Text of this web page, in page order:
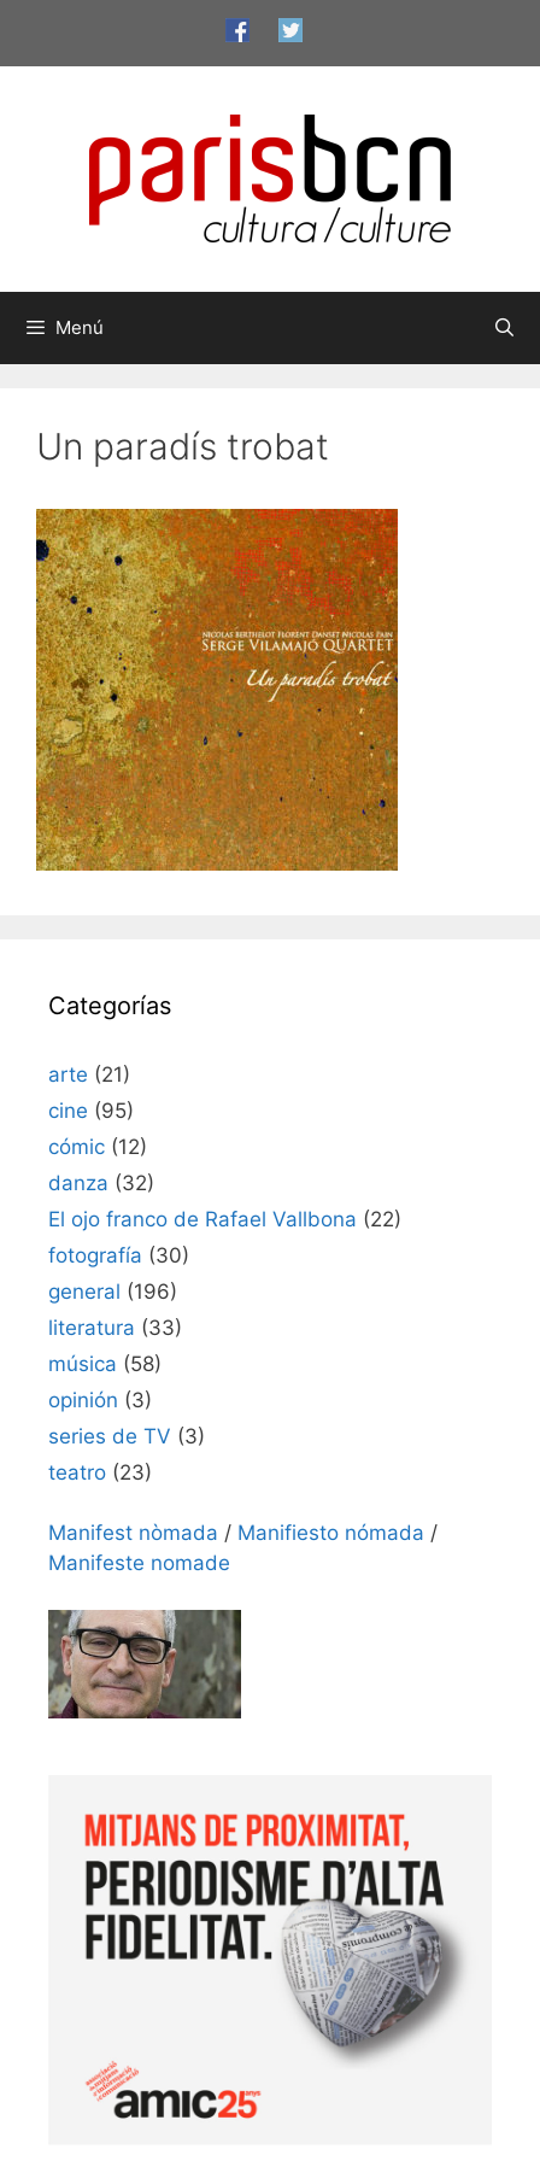
contenido
Menú
Un paradís trobat
Categorías
arte (21)
cine (95)
cómic (12)
danza (32)
El ojo franco de Rafael Vallbona (22)
fotografía (30)
general (196)
literatura (33)
música (58)
opinión (3)
series de TV (3)
teatro (23)
Manifest nòmada / Manifiesto nómada /
Manifeste nomade